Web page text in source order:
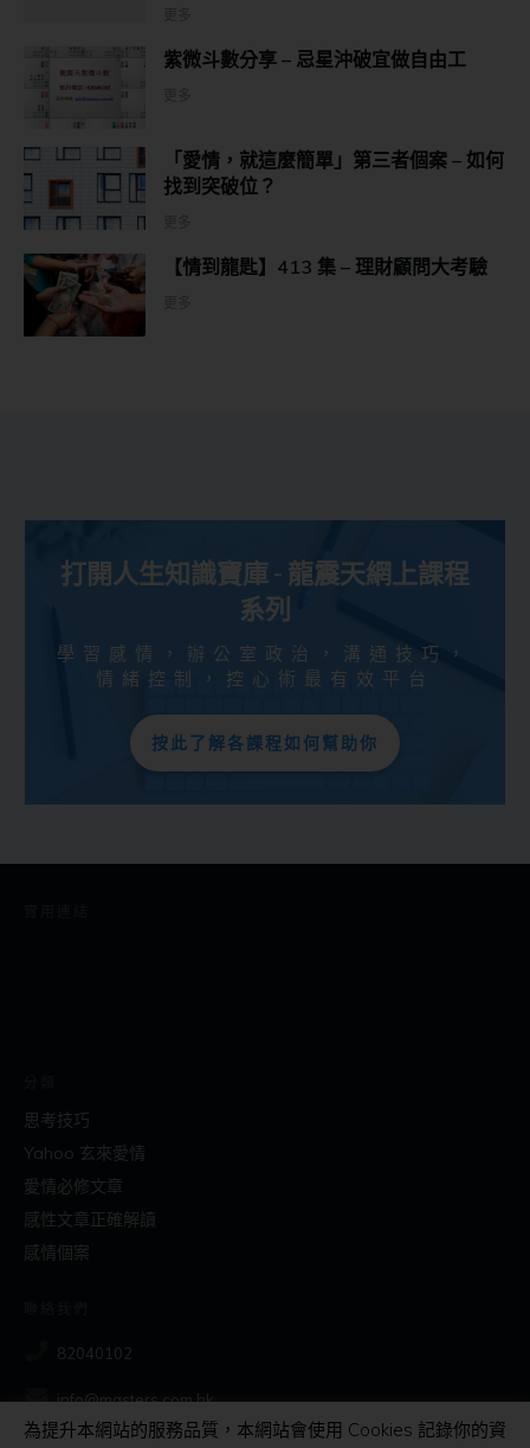
紫微斗數分享 – 忌星沖破宜做自由工
「愛情，就這麼簡單」第三者個案 – 如何
找到突破位？
【情到龍匙】413 集 – 理財顧問大考驗
打開人生知識寶庫 - 龍震天網上課程
系列
學習感情，辦公室政治，溝通技巧，
情緒控制，控心術最有效平台
按此了解各課程如何幫助你
思考技巧
Yahoo 玄來愛情
愛情必修文章
感性文章正確解讀
感情個案
82040102
info@masters.com.hk
為提升本網站的服務品質，本網站會使用 Cookies 記錄你的資